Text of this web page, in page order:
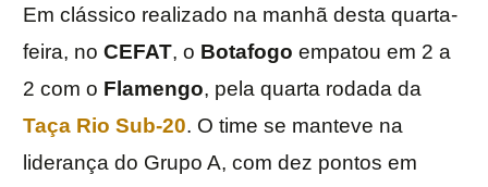
Em clássico realizado na manhã desta quarta-
feira, no CEFAT, o Botafogo empatou em 2 a
2 com o Flamengo, pela quarta rodada da
Taça Rio Sub-20. O time se manteve na
liderança do Grupo A, com dez pontos em